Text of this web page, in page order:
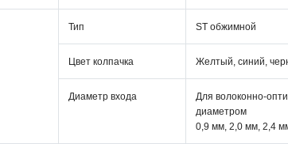
Тип ST обжимной
Цвет колпачка Желтый, синий,
Диаметр входа
Для волоконно-
диаметром
0,9 мм, 2,0 мм, 2,4